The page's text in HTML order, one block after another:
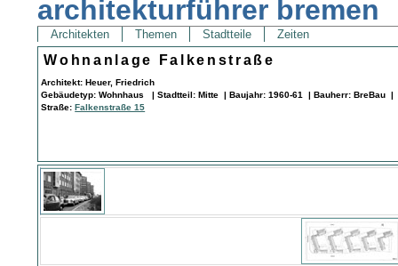
architekturführer bremen
Architekten Themen Stadtteile Zeiten
Wohnanlage Falkenstraße
Architekt: Heuer, Friedrich
Gebäudetyp: Wohnhaus | Stadtteil: Mitte | Baujahr: 1960-61 | Bauherr: BreBau |
Straße:Falkenstraße 15